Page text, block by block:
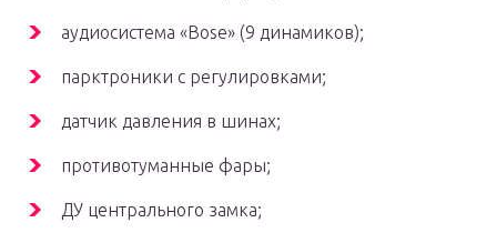
аудиосистема «Bose» (9 динамиков);
парктроники с регулировками;
датчик давления в шинах;
противотуманные фары;
ДУ центрального замка;